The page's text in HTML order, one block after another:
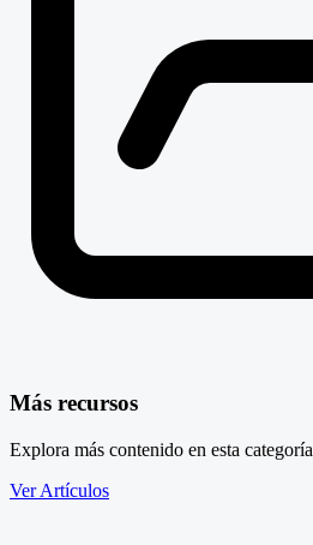
Más recursos
Explora más contenido en esta categoría
Ver Artículos